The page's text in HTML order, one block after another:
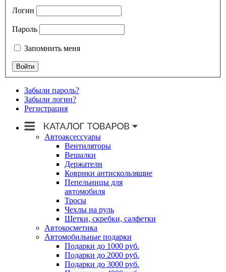
Логин
Пароль
Запомнить меня
Забыли пароль?
Забыли логин?
Регистрация
Автоаксессуары
Вентиляторы
Вешалки
Держатели
Коврики антискользящие
Пепельницы для
автомобиля
Тросы
Чехлы на руль
Щетки, скребки, салфетки
Автокосметика
Автомобильные подарки
Подарки до 1000 руб.
Подарки до 2000 руб.
Подарки до 3000 руб.